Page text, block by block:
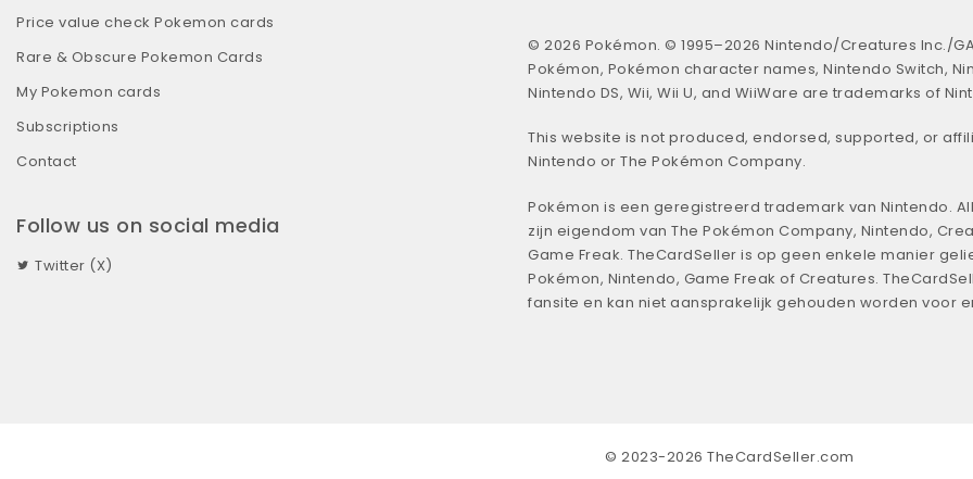
Price value check Pokemon cards
Rare & Obscure Pokemon Cards
My Pokemon cards
Subscriptions
Contact
Follow us on social media
Twitter (X)
© 2026 Pokémon. © 1995–2026 Nintendo/Creatures Inc./
Pokémon, Pokémon character names, Nintendo Switch,
Nintendo DS, Wii, Wii U, and WiiWare are trademarks of
This website is not produced, endorsed, supported, or
Nintendo or The Pokémon Company.
Pokémon is een geregistreerd trademark van Nintendo.
zijn eigendom van The Pokémon Company, Nintendo,
Game Freak. TheCardSeller is op geen enkele manier
Pokémon, Nintendo, Game Freak of Creatures.
fansite en kan niet aansprakelijk gehouden worden voor
© 2023-2026 TheCardSeller.com